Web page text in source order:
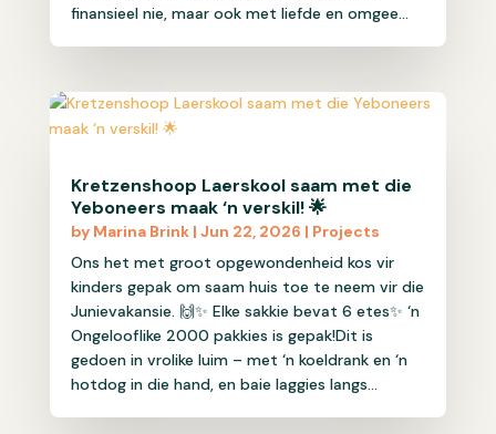
finansieel nie, maar ook met liefde en omgee...
Kretzenshoop Laerskool saam met die
Yeboneers maak ‘n verskil! 🌟
by Marina Brink| Jun 22, 2026 | Projects
Ons het met groot opgewondenheid kos vir
kinders gepak om saam huis toe te neem vir die
Junievakansie. 🙌✨ Elke sakkie bevat 6 etes✨ ‘n
Ongelooflike 2000 pakkies is gepak!Dit is
gedoen in vrolike luim – met ‘n koeldrank en ‘n
hotdog in die hand, en baie laggies langs...